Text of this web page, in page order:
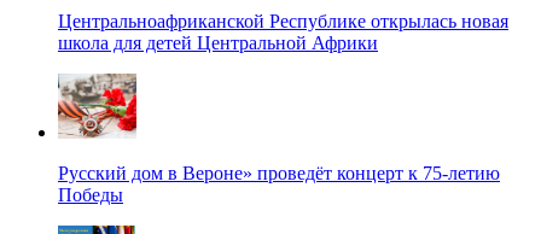
Центральноафриканской Республике открылась новая
школа для детей Центральной Африки
Русский дом в Вероне» проведёт концерт к 75-летию
Победы